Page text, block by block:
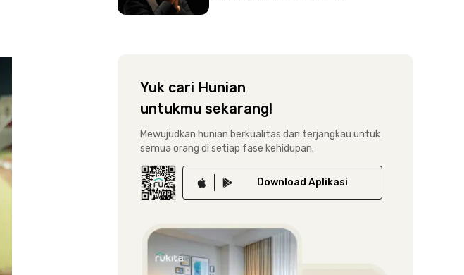
Yuk cari Hunian
untukmu sekarang!
Mewujudkan hunian berkualitas dan terjangkau untuk
semua orang di setiap fase kehidupan.
Download Aplikasi